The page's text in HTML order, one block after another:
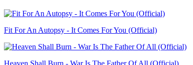
Fit For An Autopsy - It Comes For You (Official)
Heaven Shall Burn - War Is The Father Of All (Official)